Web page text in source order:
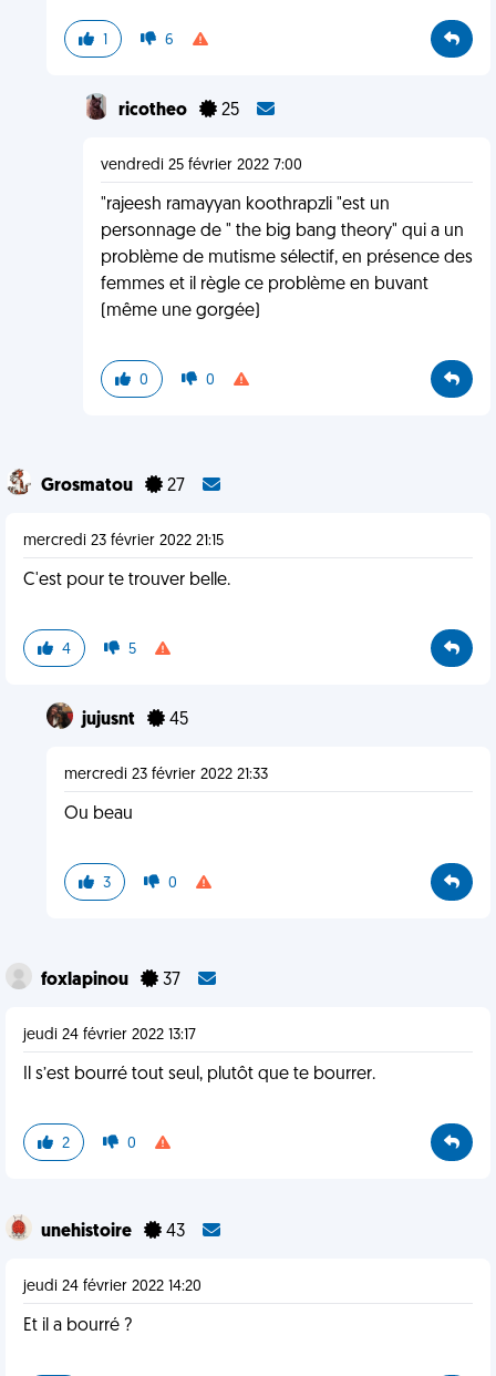
1 6
ricotheo 25
vendredi 25 février 2022 7:00
"rajeesh ramayyan koothrapzli "est un
personnage de " the big bang theory" qui a un
problème de mutisme sélectif, en présence des
femmes et il règle ce problème en buvant
(même une gorgée)
0 0
Grosmatou 27
mercredi 23 février 2022 21:15
C'est pour te trouver belle.
4 5
jujusnt 45
mercredi 23 février 2022 21:33
Ou beau
3 0
foxlapinou 37
jeudi 24 février 2022 13:17
Il s’est bourré tout seul, plutôt que te bourrer.
2 0
unehistoire 43
jeudi 24 février 2022 14:20
Et il a bourré ?